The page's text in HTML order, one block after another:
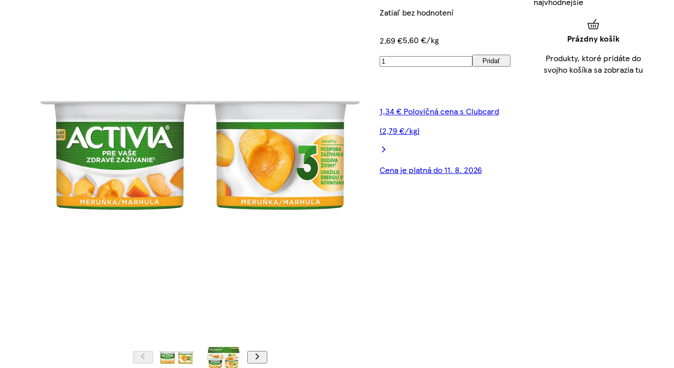
Zatiaľ bez hodnotení
2,69 €5,60 €/kg
Pridať
1,34 € Polovičná cena s Clubcard
(2,79 €/kg)
Cena je platná do 11. 8. 2026
Prázdny košík
Produkty, ktoré pridáte do
svojho košíka sa zobrazia tu